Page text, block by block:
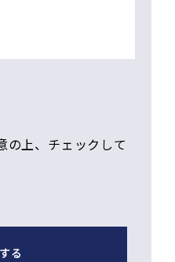
の上、チェックして
る